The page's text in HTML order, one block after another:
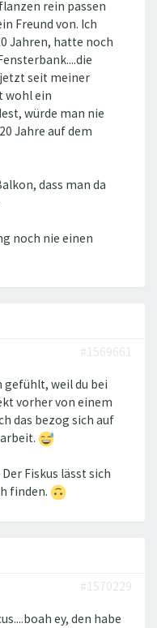
rein passen
Freund von. Ich
Jahren, hatte noch
seit meiner
wohl ein
würde man nie
Jahre auf dem
dass man da
noch nie einen
#1569661
gefühlt, weil du bei
vorher von einem
das bezog sich auf
Fiskus lässt sich
finden.
#1570229
ey, den habe